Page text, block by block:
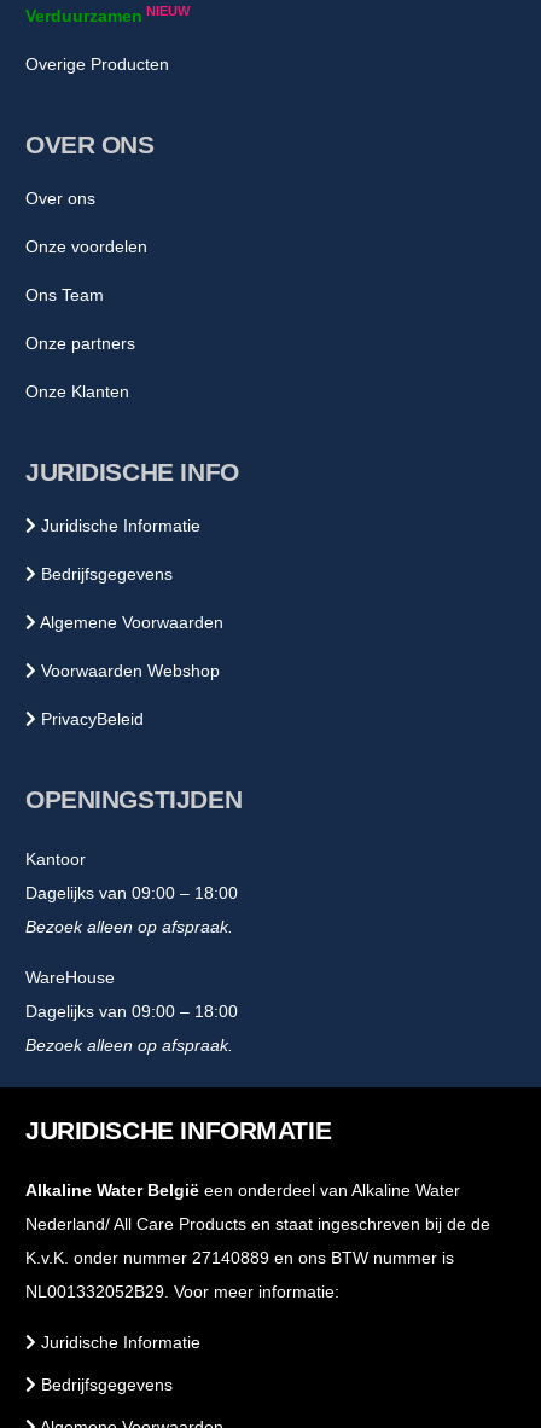
Verduurzamen NIEUW
Overige Producten
OVER ONS
Over ons
Onze voordelen
Ons Team
Onze partners
Onze Klanten
JURIDISCHE INFO
Juridische Informatie
Bedrijfsgegevens
Algemene Voorwaarden
Voorwaarden Webshop
PrivacyBeleid
OPENINGSTIJDEN
Kantoor
Dagelijks van 09:00 – 18:00
Bezoek alleen op afspraak.
WareHouse
Dagelijks van 09:00 – 18:00
Bezoek alleen op afspraak.
JURIDISCHE INFORMATIE
Alkaline Water België een onderdeel van Alkaline Water
Nederland/ All Care Products en staat ingeschreven bij de de
K.v.K. onder nummer 27140889 en ons BTW nummer is
NL001332052B29. Voor meer informatie:
Juridische Informatie
Bedrijfsgegevens